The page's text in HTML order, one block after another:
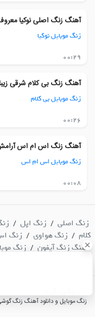
آهنگ زنگ اصلی نوکیا
زنگ موبایل نوکیا
00:29
آهنگ زنگ بی کلام شرقی
زنگ موبایل بی کلام
00:26
آهنگ زنگ اس ام اس
زنگ موبایل اس ام اس
00:08
زنگ اصلی / زنگ اپل /
کلام / زنگ هواوی / زنگ
آهنگ زنگ آیفون / زنگ
زنگ موبایل و دانلود آهنگ زنگ